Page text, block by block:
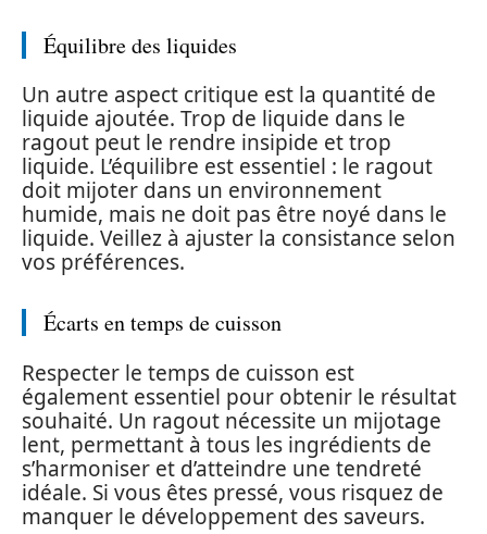
Équilibre des liquides
Un autre aspect critique est la quantité de
liquide ajoutée. Trop de liquide dans le
ragout peut le rendre insipide et trop
liquide. L’équilibre est essentiel : le ragout
doit mijoter dans un environnement
humide, mais ne doit pas être noyé dans le
liquide. Veillez à ajuster la consistance selon
vos préférences.
Écarts en temps de cuisson
Respecter le temps de cuisson est
également essentiel pour obtenir le résultat
souhaité. Un ragout nécessite un mijotage
lent, permettant à tous les ingrédients de
s’harmoniser et d’atteindre une tendreté
idéale. Si vous êtes pressé, vous risquez de
manquer le développement des saveurs.